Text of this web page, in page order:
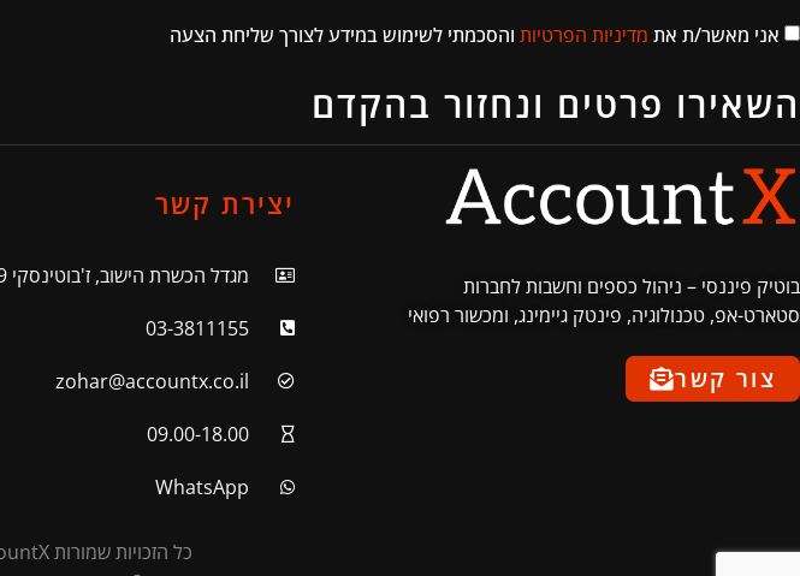
אני מאשר/ת את מדיניות הפרטיות והסכמתי לשימוש במידע לצורך שליחת הצעה
השאירו פרטים ונחזור בהקדם
בוטיק פיננסי – ניהול כספים וחשבות לחברות
סטארט-אפ, טכנולוגיה, פינטק גיימינג, ומכשור רפואי
צור קשר
יצירת קשר
מגדל הכשרת הישוב, ז'בוטינסקי 9 בני ברק
03-3811155
zohar@accountx.co.il
09.00-18.00
WhatsApp
כל הזכויות שמורות AccountX